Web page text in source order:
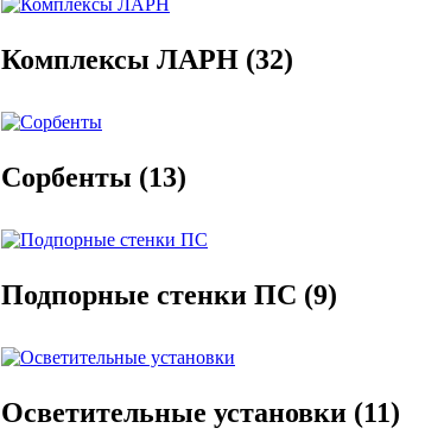
Комплексы ЛАРН (32)
Сорбенты (13)
Подпорные стенки ПС (9)
Осветительные установки (11)